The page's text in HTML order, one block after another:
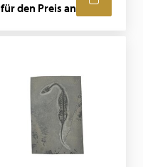
für den Preis an